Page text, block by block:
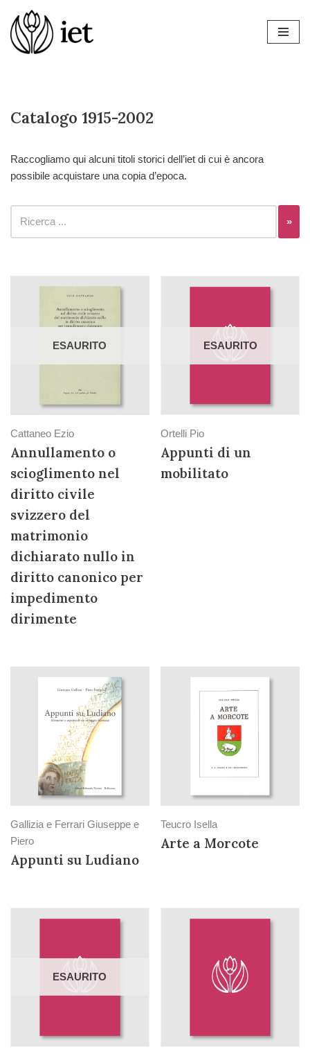
Vai
al
Catalogo 1915-2002
Raccogliamo qui alcuni titoli storici dell’iet di cui è ancora
possibile acquistare una copia d’epoca.
»
ESAURITO
Cattaneo Ezio
Annullamento o
scioglimento nel
diritto civile
svizzero del
matrimonio
dichiarato nullo in
diritto canonico per
impedimento
dirimente
ESAURITO
Ortelli Pio
Appunti di un
mobilitato
Gallizia e Ferrari Giuseppe e
Piero
Appunti su Ludiano
Teucro Isella
Arte a Morcote
ESAURITO